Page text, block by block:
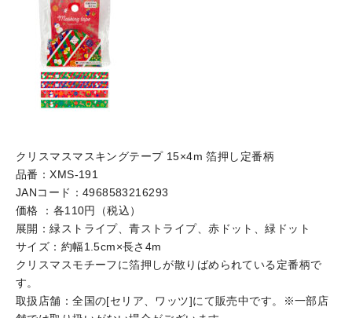
クリスマスマスキングテープ 15×4m 箔押し定番柄
品番：XMS-191
JANコード：4968583216293
価格 ：各110円（税込）
展開：緑ストライプ、青ストライプ、赤ドット、緑ドット
サイズ：約幅1.5cm×長さ4m
クリスマスモチーフに箔押しが散りばめられている定番柄で
す。
取扱店舗：全国の[セリア、ワッツ]にて販売中です。※一部店